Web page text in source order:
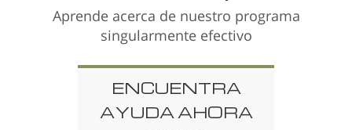
Aprende acerca de nuestro programa
singularmente efectivo
ENCUENTRA
AYUDA AHORA